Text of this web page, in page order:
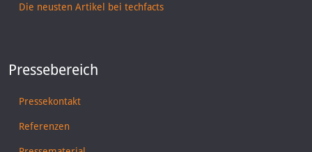
Die neusten Artikel bei techfacts
Pressebereich
Pressekontakt
Referenzen